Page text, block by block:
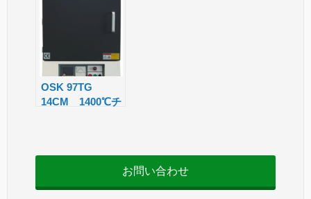
OSK 97TG
14CM 1400℃チ
お問い合わせ